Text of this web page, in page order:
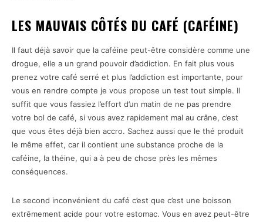
LES MAUVAIS CÔTÉS DU CAFÉ (CAFÉINE)
Il faut déjà savoir que la caféine peut-être considère comme une
drogue, elle a un grand pouvoir d’addiction. En fait plus vous
prenez votre café serré et plus l’addiction est importante, pour
vous en rendre compte je vous propose un test tout simple. Il
suffit que vous fassiez l’effort d’un matin de ne pas prendre
votre bol de café, si vous avez rapidement mal au crâne, c’est
que vous êtes déjà bien accro. Sachez aussi que le thé produit
le même effet, car il contient une substance proche de la
caféine, la théine, qui a à peu de chose près les mêmes
conséquences.
Le second inconvénient du café c’est que c’est une boisson
extrêmement acide pour votre estomac. Vous en avez peut-être